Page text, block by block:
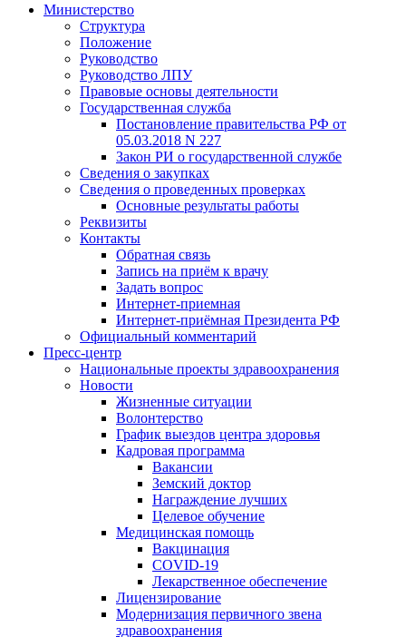
Министерство
Структура
Положение
Руководство
Руководство ЛПУ
Правовые основы деятельности
Государственная служба
Постановление правительства РФ от
05.03.2018 N 227
Закон РИ о государственной службе
Сведения о закупках
Сведения о проведенных проверках
Основные результаты работы
Реквизиты
Контакты
Обратная связь
Запись на приём к врачу
Задать вопрос
Интернет-приемная
Интернет-приёмная Президента РФ
Официальный комментарий
Пресс-центр
Национальные проекты здравоохранения
Новости
Жизненные ситуации
Волонтерство
График выездов центра здоровья
Кадровая программа
Вакансии
Земский доктор
Награждение лучших
Целевое обучение
Медицинская помощь
Вакцинация
COVID-19
Лекарственное обеспечение
Лицензирование
Модернизация первичного звена
здравоохранения